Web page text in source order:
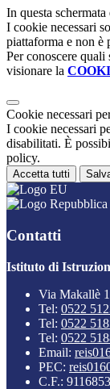
In questa
I cookie necessari
piattaforma e non è
Per conoscere
visionare la
Cookie necessari
I cookie necessari
disabilitati. È
policy.
Accetta tutti
Contatti
Istituto di
Via Makallè
Tel: 0522
Tel: 0522
Tel: 0522
Email:
PEC:
C.F.: